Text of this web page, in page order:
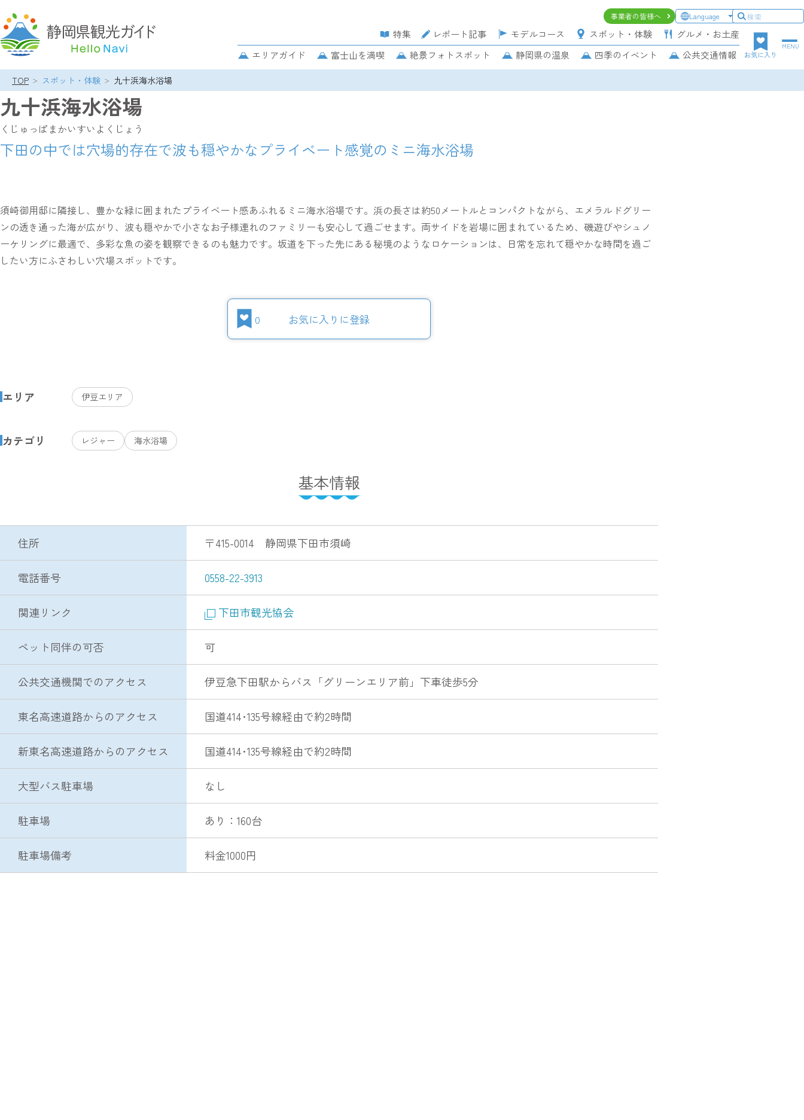
ヘ
ッ
ダ
ー
上
事業者の皆様へ
Language
ロ
ー
ル
ー
特集 レポート記事 モデルコース スポット・体験 グルメ・お土産
サ
ビ
ョ
エリアガイド 富士山を満喫 絶景フォトスポット 静岡県の温泉 四季のイベント 公共交通情報 お気に入り
MENU
ン
ク
ズ
リ
ス
TOP スポット・体験 九十浜海水浴場
九十浜海水浴場
くじゅっぱまかいすいよくじょう
下田の中では穴場的存在で波も穏やかなプライベート感覚のミニ海水浴場
須崎御用邸に隣接し、豊かな緑に囲まれたプライベート感あふれるミニ海水浴場です。浜の長さは約50メートルとコンパクトながら、エメラルドグリー
ンの透き通った海が広がり、波も穏やかで小さなお子様連れのファミリーも安心して過ごせます。両サイドを岩場に囲まれているため、磯遊びやシュノ
ーケリングに最適で、多彩な魚の姿を観察できるのも魅力です。坂道を下った先にある秘境のようなロケーションは、日常を忘れて穏やかな時間を過ご
したい方にふさわしい穴場スポットです。
0 お気に入りに登録
エリア 伊豆エリア
カテゴリ レジャー 海水浴場
基本情報
住所 〒415-0014 静岡県下田市須崎
電話番号 0558-22-3913
関連リンク 下田市観光協会
ペット同伴の可否 可
公共交通機関でのアクセス 伊豆急下田駅からバス「グリーンエリア前」下車徒歩5分
東名高速道路からのアクセス 国道414･135号線経由で約2時間
新東名高速道路からのアクセス 国道414･135号線経由で約2時間
大型バス駐車場 なし
駐車場 あり：160台
駐車場備考 料金1000円